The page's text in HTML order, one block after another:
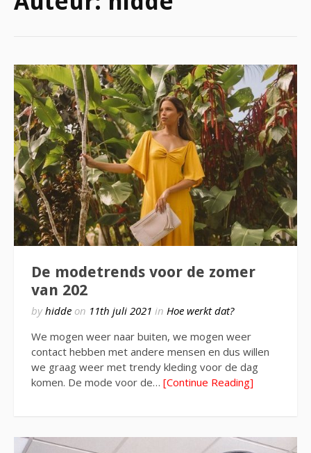
De modetrends voor de zomer
van 202
byhidde on 11th juli 2021 in Hoe werkt dat?
We mogen weer naar buiten, we mogen weer
contact hebben met andere mensen en dus willen
we graag weer met trendy kleding voor de dag
komen. De mode voor de… [Continue Reading]